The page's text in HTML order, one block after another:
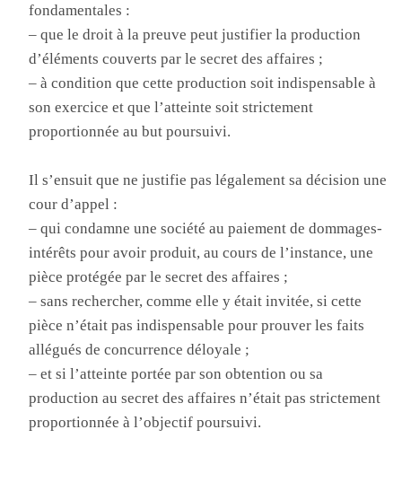
fondamentales :
– que le droit à la preuve peut justifier la production
d’éléments couverts par le secret des affaires ;
– à condition que cette production soit indispensable à
son exercice et que l’atteinte soit strictement
proportionnée au but poursuivi.
Il s’ensuit que ne justifie pas légalement sa décision une
cour d’appel :
– qui condamne une société au paiement de dommages-
intérêts pour avoir produit, au cours de l’instance, une
pièce protégée par le secret des affaires ;
– sans rechercher, comme elle y était invitée, si cette
pièce n’était pas indispensable pour prouver les faits
allégués de concurrence déloyale ;
– et si l’atteinte portée par son obtention ou sa
production au secret des affaires n’était pas strictement
proportionnée à l’objectif poursuivi.